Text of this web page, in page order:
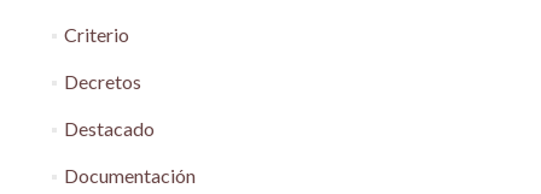
Criterio
Decretos
Destacado
Documentación